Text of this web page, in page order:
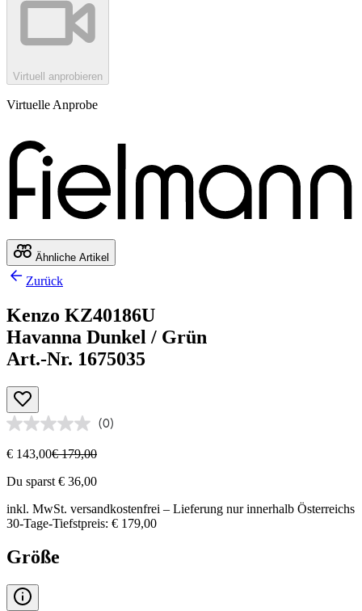
Virtuell anprobieren
Virtuelle Anprobe
Ähnliche Artikel
Zurück
Kenzo KZ40186U
Havanna Dunkel / Grün
Art.-Nr. 1675035
(0)
€ 143,00€ 179,00
Du sparst € 36,00
inkl. MwSt. versandkostenfrei – Lieferung nur innerhalb Österreichs
30-Tage-Tiefstpreis: € 179,00
Größe